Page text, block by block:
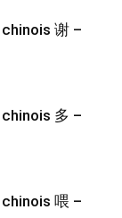
谢 –
多 –
喂 –